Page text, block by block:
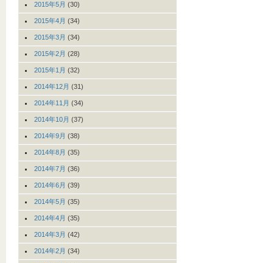
2015年5月 (30)
2015年4月 (34)
2015年3月 (34)
2015年2月 (28)
2015年1月 (32)
2014年12月 (31)
2014年11月 (34)
2014年10月 (37)
2014年9月 (38)
2014年8月 (35)
2014年7月 (36)
2014年6月 (39)
2014年5月 (35)
2014年4月 (35)
2014年3月 (42)
2014年2月 (34)